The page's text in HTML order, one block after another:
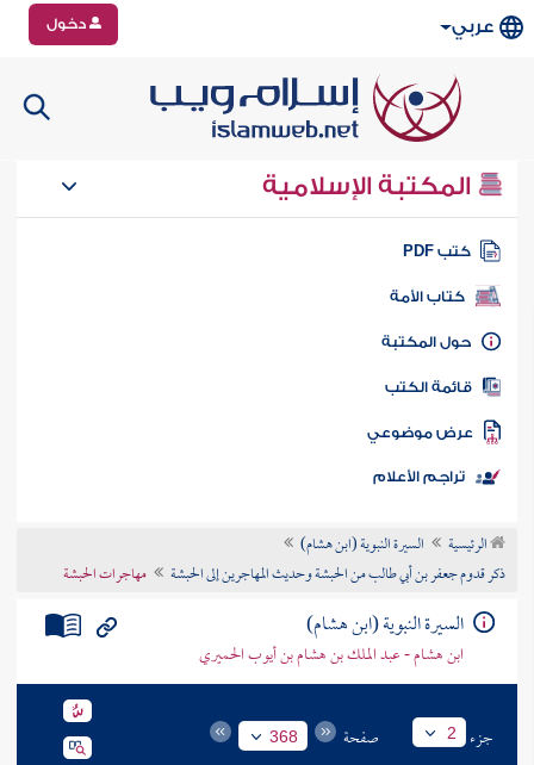
عربي دخول
المكتبة الإسلامية
كتب PDF
كتاب الأمة
المكتبة
الكتب
موضوعي
تراجم الأعلام
الرئيسية
السيرة النبوية (ابن هشام)
ذكر قدوم جعفر بن أبي طالب من الحبشة وحديث المهاجرين إلى الحبشة
مهاجرات الحبشة
السيرة النبوية (ابن هشام)
ابن هشام - عبد الملك بن هشام بن أيوب الحميري
جزء 2 صفحة 368